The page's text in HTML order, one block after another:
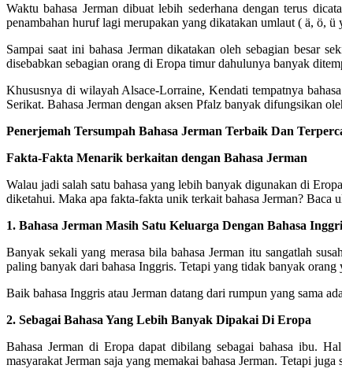
Waktu bahasa Jerman dibuat lebih sederhana dengan terus
penambahan huruf lagi merupakan yang dikatakan umlaut ( ä, ö,
Sampai saat ini bahasa Jerman dikatakan oleh sebagian besar
disebabkan sebagian orang di Eropa timur dahulunya banyak
Khususnya di wilayah Alsace-Lorraine, Kendati tempatnya
Serikat. Bahasa Jerman dengan aksen Pfalz banyak difungsikan
Penerjemah Tersumpah Bahasa Jerman Terbaik Dan
Fakta-Fakta Menarik berkaitan dengan Bahasa Jerman
Walau jadi salah satu bahasa yang lebih banyak digunakan di
diketahui. Maka apa fakta-fakta unik terkait bahasa Jerman? Baca
1. Bahasa Jerman Masih Satu Keluarga Dengan Bahasa
Banyak sekali yang merasa bila bahasa Jerman itu sangatlah
paling banyak dari bahasa Inggris. Tetapi yang tidak banyak
Baik bahasa Inggris atau Jerman datang dari rumpun yang sama
2. Sebagai Bahasa Yang Lebih Banyak Dipakai Di Eropa
Bahasa Jerman di Eropa dapat dibilang sebagai bahasa ibu.
masyarakat Jerman saja yang memakai bahasa Jerman. Tetapi